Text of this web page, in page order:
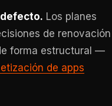
Los planes
de renovación
forma estructural —
de apps